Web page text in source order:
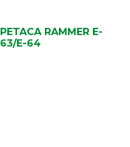
PETACA RAMMER E-
63/E-64